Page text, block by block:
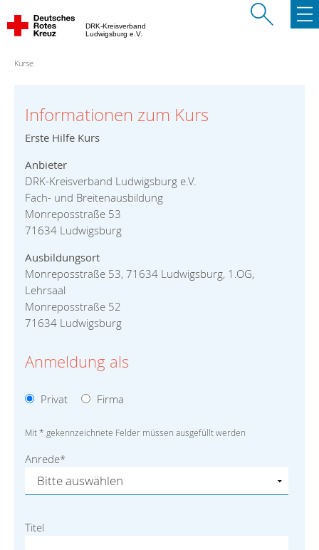
DRK-Kreisverband
Ludwigsburg e.V.
Kurse
Informationen zum Kurs
Erste Hilfe Kurs
Anbieter
DRK-Kreisverband Ludwigsburg e.V.
Fach- und Breitenausbildung
Monreposstraße 53
71634 Ludwigsburg
Ausbildungsort
Monreposstraße 53, 71634 Ludwigsburg, 1.OG,
Lehrsaal
Monreposstraße 52
71634 Ludwigsburg
Anmeldung als
Privat Firma
Mit * gekennzeichnete Felder müssen ausgefüllt werden
Anrede*
Titel